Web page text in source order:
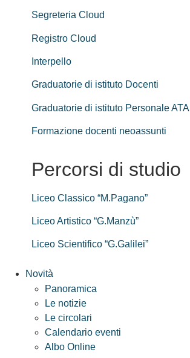
Segreteria Cloud
Registro Cloud
Interpello
Graduatorie di istituto Docenti
Graduatorie di istituto Personale ATA
Formazione docenti neoassunti
Percorsi di studio
Liceo Classico “M.Pagano”
Liceo Artistico “G.Manzù”
Liceo Scientifico “G.Galilei”
Novità
Panoramica
Le notizie
Le circolari
Calendario eventi
Albo Online